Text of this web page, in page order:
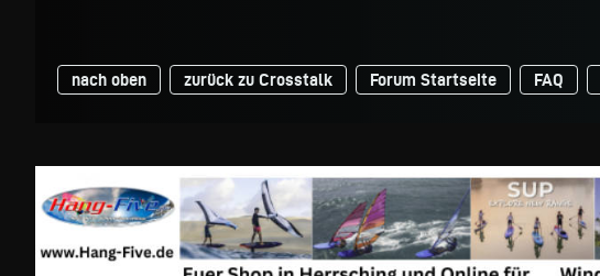
nach oben zurück zu Crosstalk Forum Startseite FAQ